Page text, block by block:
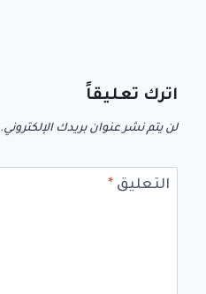
اترك تعليقاً
لن يتم نشر عنوان بريدك الإلكتروني.
التعليق *